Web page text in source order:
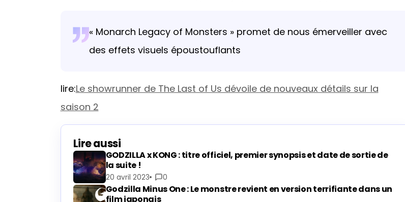
« Monarch Legacy of Monsters » promet de nous émerveiller avec
des effets visuels époustouflants
lire:Le showrunner de The Last of Us dévoile de nouveaux détails sur la
saison 2
Lire aussi
GODZILLA x KONG : titre officiel, premier synopsis et date de sortie de
la suite !
20 avril 2023 0
Godzilla Minus One : Le monstre revient en version terrifiante dans un
film japonais